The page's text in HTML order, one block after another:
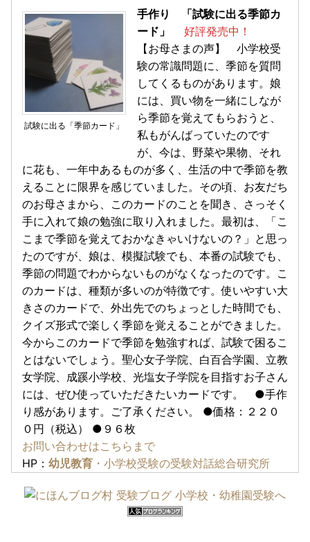
試験に出る「季節カード」
手作り 「試験に出る季節カ
ード」 好評発売中！
【お母さまの声】 小学校受
験の常識問題に、季節を質問
してくるものがあります。娘
には、買い物を一緒にしなが
ら季節を覚えてもらおうと、
私もがんばっていたのです
が、今は、野菜や果物、それ
に花も、一年中あるものが多く、生活の中で季節を教
えることに限界を感じていました。その頃、お友だち
のお母さまから、このカードのことを聞き、さっそく
手に入れて娘の勉強に取り入れました。最初は、「こ
こまで季節を覚えておかなきゃいけないの？」と思っ
たのですが、娘は、模擬試験でも、本番の試験でも、
季節の問題でわからないものがなくなったのです。こ
のカードは、種類が多いのが特徴です。使いやすい大
きさのカードで、外出先でのちょっとした時間でも、
クイズ形式で楽しく季節を覚えることができました。
今からこのカードで季節を勉強すれば、試験で困るこ
とはないでしょう。聖心女子学院、白百合学園、立教
女学院、成蹊小学校、光塩女子学院を目指すお子さん
には、ぜひ使っていただきたいカードです。 ●手作
り感があります。ご了承ください。 ●価格：２２０
０円（税込） ●９６枚
お問い合わせはこちらまで
HP： 幼児教育 ・小学校受験の受験対話総合研究所